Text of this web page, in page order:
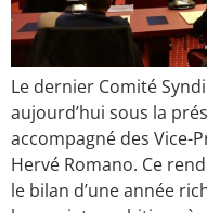
Le dernier Comité
aujourd’hui sous la
accompagné des Vice-
Hervé Romano. Ce
le bilan d’une année